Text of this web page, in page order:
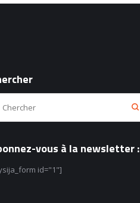
vous à la newsletter :
id="1"]